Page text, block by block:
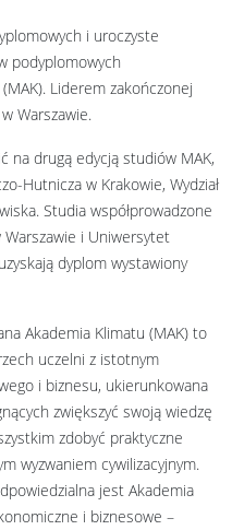
i uroczyste
podyplomowych
Liderem zakończonej
Warszawie.
na drugą edycją studiów MAK,
Hutnicza w Krakowie, Wydział
Studia współprowadzone
Warszawie i Uniwersytet
dyplom wystawiony
Akademia Klimatu (MAK) to
uczelni z istotnym
i biznesu, ukierunkowana
zwiększyć swoją wiedzę
zdobyć praktyczne
wyzwaniem cywilizacyjnym.
jest Akademia
i biznesowe –